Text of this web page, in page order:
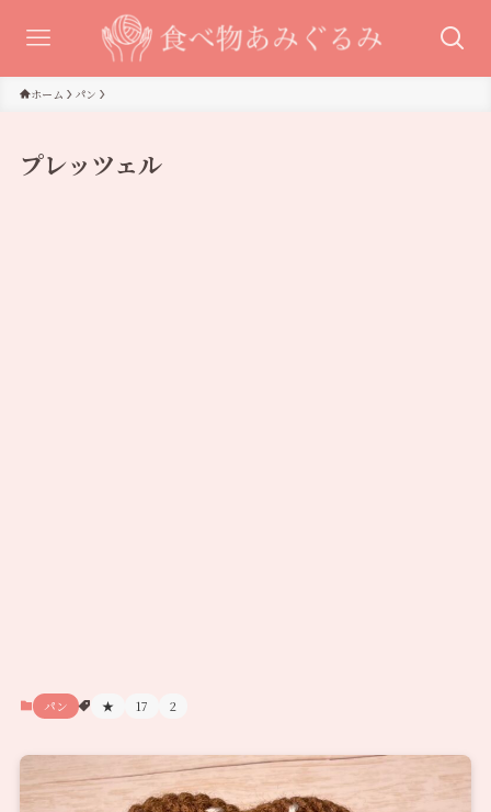
ホーム パン
プレッツェル
パン ★ 17 2